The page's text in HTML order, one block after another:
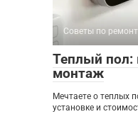
Советы по
Теплый
монтаж
Мечтаете о теплых
установке и